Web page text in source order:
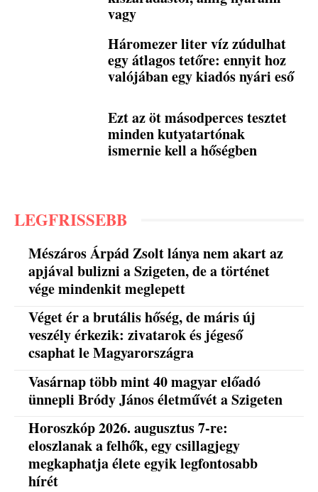
vagy
Háromezer liter víz zúdulhat
egy átlagos tetőre: ennyit hoz
valójában egy kiadós nyári eső
Ezt az öt másodperces tesztet
minden kutyatartónak
ismernie kell a hőségben
LEGFRISSEBB
Mészáros Árpád Zsolt lánya nem akart az
apjával bulizni a Szigeten, de a történet
vége mindenkit meglepett
Véget ér a brutális hőség, de máris új
veszély érkezik: zivatarok és jégeső
csaphat le Magyarországra
Vasárnap több mint 40 magyar előadó
ünnepli Bródy János életművét a Szigeten
Horoszkóp 2026. augusztus 7-re:
eloszlanak a felhők, egy csillagjegy
megkaphatja élete egyik legfontosabb
hírét